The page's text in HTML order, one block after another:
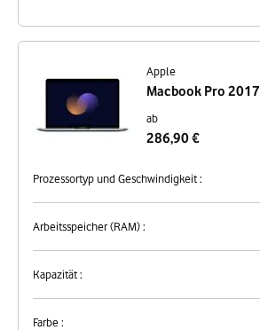
Apple
Macbook Pro
ab
286,90 €
Prozessortyp und Geschwindigkeit :
Arbeitsspeicher (RAM) :
Kapazität :
Farbe :